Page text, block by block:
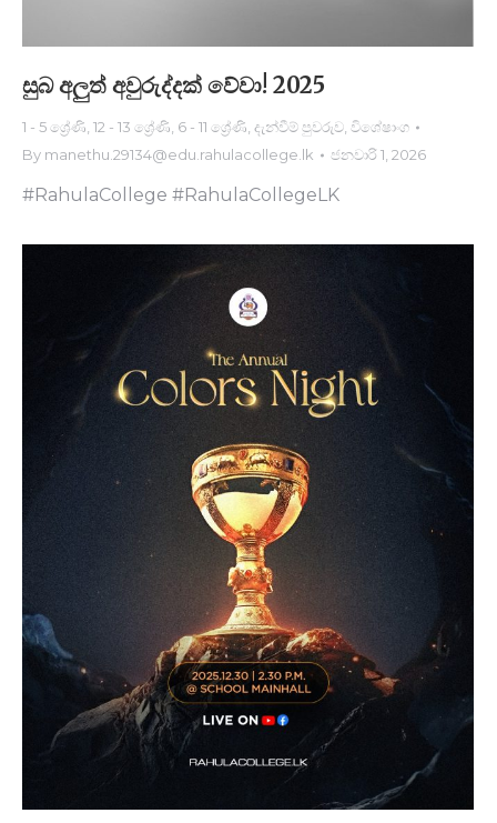
සුබ අලුත් අවුරුද්දක් වේවා! 2025
1 - 5 ශ්‍රේණි 12 - 13 ශ්‍රේණි 6 - 11 ශ්‍රේණි දැන්වීම් පුවරුව විශේෂාංග
By manethu.29134@edu.rahulacollege.lk ජනවාරි 1, 2026
#RahulaCollege #RahulaCollegeLK